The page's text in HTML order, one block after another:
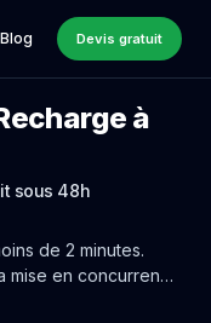
Blog Devis gratuit
à
sous 48h
de 2 minutes.
mise en concurrence